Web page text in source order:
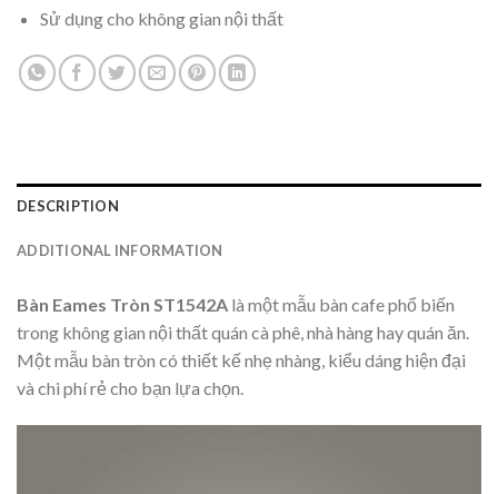
Sử dụng cho không gian nội thất
DESCRIPTION
ADDITIONAL INFORMATION
Bàn Eames Tròn ST1542A là một mẫu bàn cafe phổ biến
trong không gian nội thất quán cà phê, nhà hàng hay quán ăn.
Một mẫu bàn tròn có thiết kế nhẹ nhàng, kiểu dáng hiện đại
và chi phí rẻ cho bạn lựa chọn.